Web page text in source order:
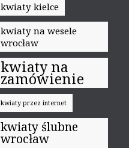
kwiaty kielce
kwiaty na wesele
wrocław
kwiaty na
zamówienie
kwiaty przez internet
kwiaty ślubne
wrocław